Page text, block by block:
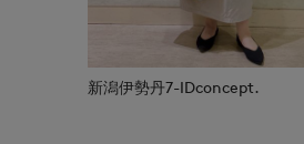
新潟伊勢丹7-IDconcept.